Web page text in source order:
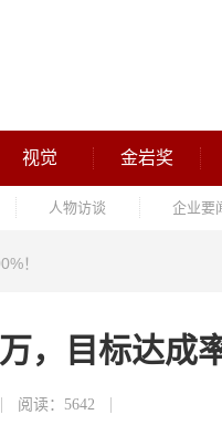
视觉 金岩奖
人物访谈 企业要
！
，目标达成
阅读：5642